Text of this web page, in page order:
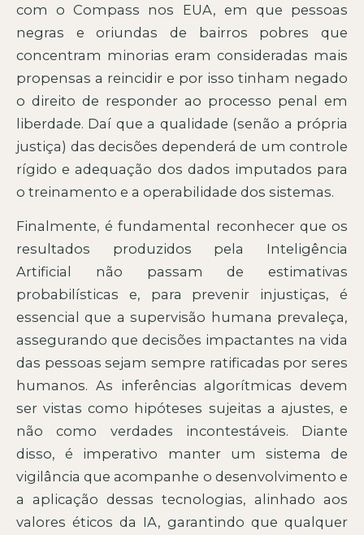
com o Compass nos EUA, em que pessoas
negras e oriundas de bairros pobres que
concentram minorias eram consideradas mais
propensas a reincidir e por isso tinham negado
o direito de responder ao processo penal em
liberdade. Daí que a qualidade (senão a própria
justiça) das decisões dependerá de um controle
rígido e adequação dos dados imputados para
o treinamento e a operabilidade dos sistemas.
Finalmente, é fundamental reconhecer que os
resultados produzidos pela Inteligência
Artificial não passam de estimativas
probabilísticas e, para prevenir injustiças, é
essencial que a supervisão humana prevaleça,
assegurando que decisões impactantes na vida
das pessoas sejam sempre ratificadas por seres
humanos. As inferências algorítmicas devem
ser vistas como hipóteses sujeitas a ajustes, e
não como verdades incontestáveis. Diante
disso, é imperativo manter um sistema de
vigilância que acompanhe o desenvolvimento e
a aplicação dessas tecnologias, alinhado aos
valores éticos da IA, garantindo que qualquer